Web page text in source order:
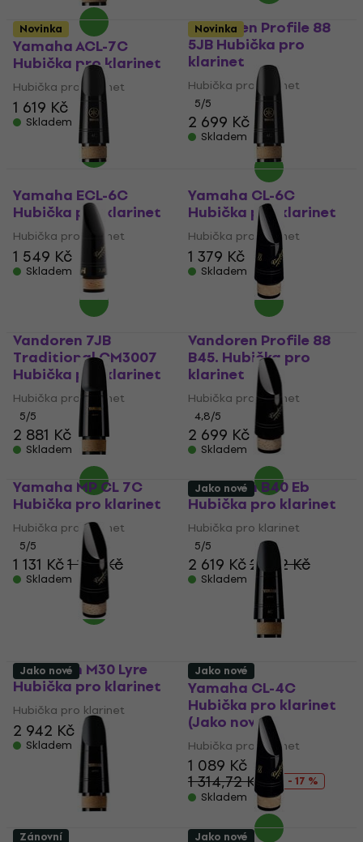
Yamaha ACL-7C
Hubička pro klarinet
Hubička pro klarinet
1 619 Kč
Skladem
Vandoren Profile 88
5JB Hubička pro
klarinet
Hubička pro klarinet
5/5
2 699 Kč
Skladem
Novinka
Yamaha ECL-6C
Hubička pro klarinet
Hubička pro klarinet
1 549 Kč
Skladem
Novinka
Yamaha CL-6C
Hubička pro klarinet
Hubička pro klarinet
1 379 Kč
Skladem
Vandoren 7JB
Traditional CM3007
Hubička pro klarinet
Hubička pro klarinet
5/5
2 881 Kč
Skladem
Vandoren Profile 88
B45. Hubička pro
klarinet
Hubička pro klarinet
4,8/5
2 699 Kč
Skladem
Yamaha MP CL 7C
Hubička pro klarinet
Hubička pro klarinet
5/5
1 131 Kč1 145 Kč
Skladem
Vandoren B40 Eb
Hubička pro klarinet
Hubička pro klarinet
5/5
2 619 Kč2 672 Kč
Skladem
Vandoren M30 Lyre
Hubička pro klarinet
Hubička pro klarinet
2 942 Kč
Skladem
Jako nové
Yamaha CL-4C
Hubička pro klarinet
(Jako nové)
Hubička pro klarinet
1 089 Kč
1 314,72 Kč
- 17 %
Skladem
Jako nové Jako nové
Zánovní Jako nové